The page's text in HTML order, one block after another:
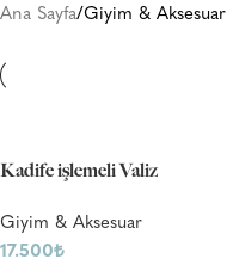
Ana Sayfa Giyim & Aksesuar
Kadife işlemeli Valiz
Giyim & Aksesuar
17.500₺